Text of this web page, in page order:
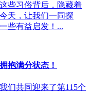
些习俗背后，隐藏着
天，让我们一同探
些有益启发！...
抱满分状态！
们共同迎来了第115个